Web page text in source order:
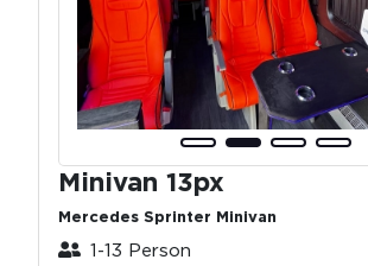
Minivan 13px
Mercedes Sprinter Minivan
1-13 Person